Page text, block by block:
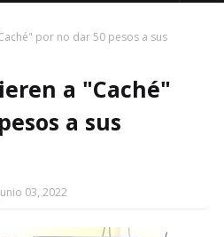
por no dar 50 pesos a sus
a "Caché"
a sus
03, 2022